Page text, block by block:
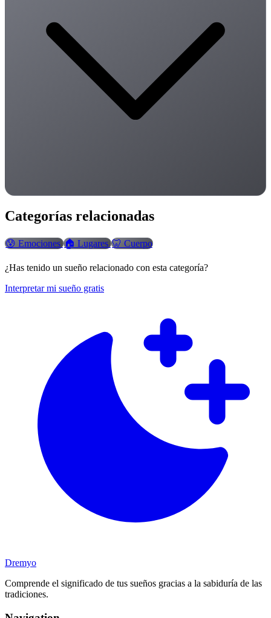
Categorías relacionadas
😰 Emociones 🏠 Lugares 🦷 Cuerpo
¿Has tenido un sueño relacionado con esta categoría?
Interpretar mi sueño gratis
Dremyo
Comprende el significado de tus sueños gracias a la sabiduría de las
tradiciones.